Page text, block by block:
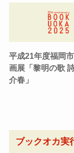
平成21年度福岡
画展「黎明の歌
介春」
ブックオカ実